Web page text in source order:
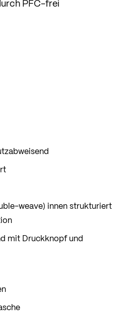
PFC-frei
trocknend.
Passform und
weave) innen strukturiert
mit Druckknopf und